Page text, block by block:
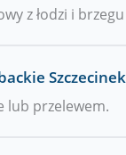
z łodzi i
Szczecinek
lub przelewem.